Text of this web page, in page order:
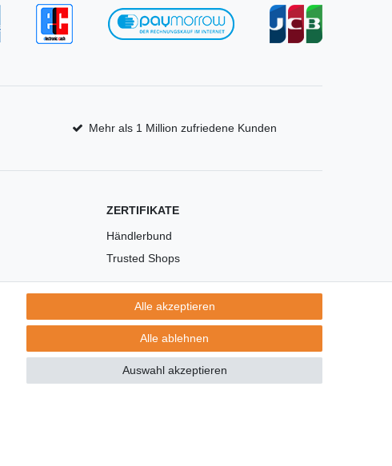
Mehr als 1 Million zufriedene Kunden
ZERTIFIKATE
Händlerbund
Trusted Shops
Alle akzeptieren
Alle ablehnen
Auswahl akzeptieren